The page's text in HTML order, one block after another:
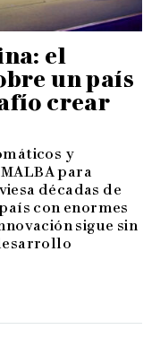
el
un país
crear
y
para
décadas de
con enormes
sigue sin